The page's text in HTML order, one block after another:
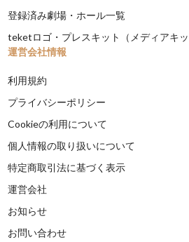
登録済み劇場・ホール一覧
teketロゴ・プレスキット（メディアキッ
運営会社情報
利用規約
プライバシーポリシー
Cookieの利用について
個人情報の取り扱いについて
特定商取引法に基づく表示
運営会社
お知らせ
お問い合わせ